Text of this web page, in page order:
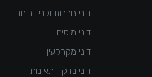
דיני חברות וקניין רוחני
דיני מיסים
דיני מקרקעין
דיני נזיקין ותאונות